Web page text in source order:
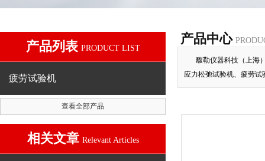
产品列表 PRODUCT LIST
疲劳试验机
查看全部产品
相关文章 Relevant Articles
产品中心
馥勒仪器科技（上海
应力松弛试验机、疲劳